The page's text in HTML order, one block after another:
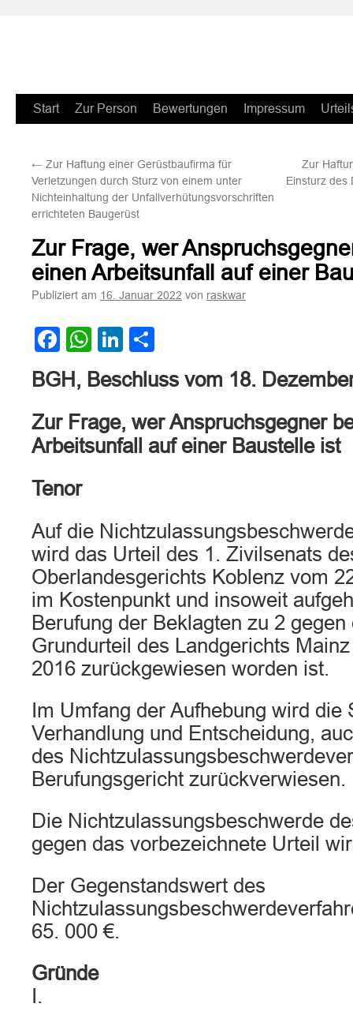
Zum
springen
Start Zur Person Bewertungen Impressum
← Zur Haftung einer Gerüstbaufirma für
Verletzungen durch Sturz von einem unter
Nichteinhaltung der Unfallverhütungsvorschriften
errichteten Baugerüst
Zur
Einsturz des
Zur Frage, wer
einen Arbeitsunfall auf einer
Publiziert am 16. Januar 2022 von raskwar
Facebook
WhatsApp
LinkedIn
BGH, Beschluss vom 18.
Zur Frage, wer Anspruchsgegner
Arbeitsunfall auf einer Baustelle ist
Tenor
Auf die
wird das Urteil des 1. Zivilsenats
Oberlandesgerichts Koblenz vom
im Kostenpunkt und insoweit
Berufung der Beklagten zu 2 gegen
Grundurteil des Landgerichts
2016 zurückgewiesen worden ist.
Im Umfang der Aufhebung wird die
Verhandlung und Entscheidung,
des
Berufungsgericht zurückverwiesen.
Die Nichtzulassungsbeschwerde
gegen das vorbezeichnete Urteil
Der Gegenstandswert des
65. 000 €.
Gründe
I.